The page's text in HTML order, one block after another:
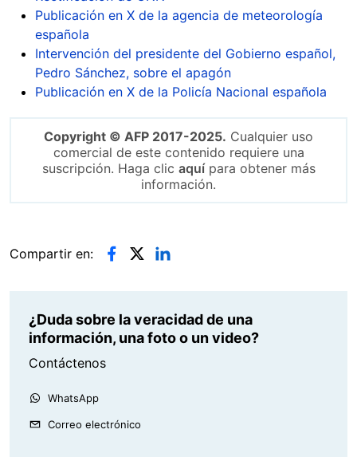
Publicación en X de la agencia de meteorología
española
Intervención del presidente del Gobierno español,
Pedro Sánchez, sobre el apagón
Publicación en X de la Policía Nacional española
Copyright © AFP 2017-2025. Cualquier uso
comercial de este contenido requiere una
suscripción. Haga clic aquípara obtener más
información.
Compartir en:
¿Duda sobre la veracidad de una
información, una foto o un video?
Contáctenos
WhatsApp
Correo electrónico